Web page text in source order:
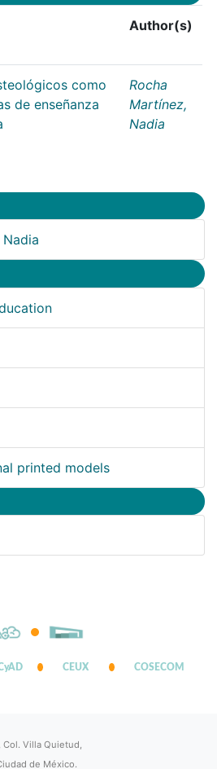
Author(s)
como
de enseñanza
Rocha
Martínez,
Nadia
printed models
CEUX COSECOM
Col. Villa Quietud,
de México.